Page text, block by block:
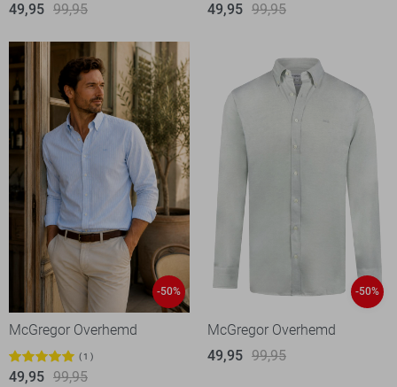
49,95 99,95
49,95 99,95
-50%
McGregor Overhemd
1
49,95 99,95
-50%
McGregor Overhemd
49,95 99,95